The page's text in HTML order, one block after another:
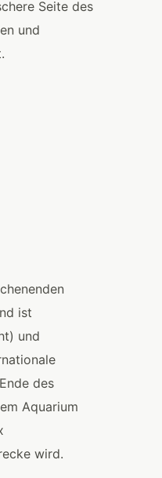
Seite des
und
ist
und
des
Aquarium
wird.